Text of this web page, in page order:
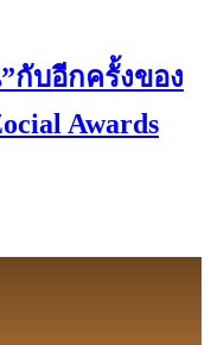
กับอีกครั้งของ
Awards